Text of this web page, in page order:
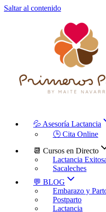
Saltar al contenido
💦 Asesoría Lactancia
🕒 Cita Online
📆 Cursos en Directo
Lactancia
Sacaleches
💬 BLOG
Embarazo y
Postparto
Lactancia